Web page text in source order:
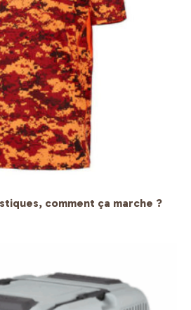
comment ça marche ?